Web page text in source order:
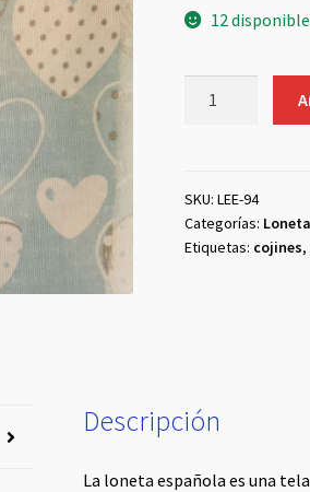
12
SKU: LEE-94
Categorías:
Etiquetas: cojines,
Descripción
La loneta española es una